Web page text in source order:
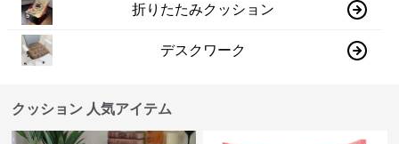
折りたたみクッション
デスクワーク
クッション 人気アイテム